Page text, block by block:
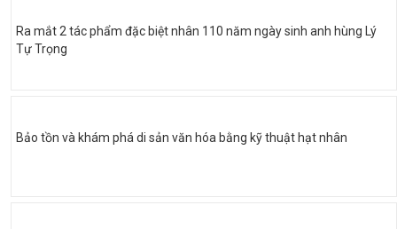
Ra mắt 2 tác phẩm đặc biệt nhân 110 năm ngày sinh anh hùng Lý
Tự Trọng
Bảo tồn và khám phá di sản văn hóa bằng kỹ thuật hạt nhân